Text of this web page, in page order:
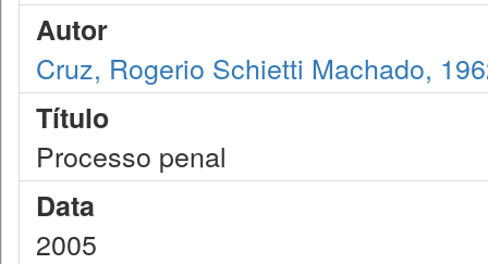
Autor
Cruz, Rogerio Schietti Machado,
Título
Processo penal
Data
2005